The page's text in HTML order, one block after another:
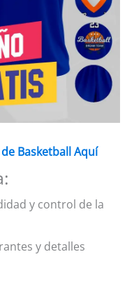
Basketball Aquí
y control de la
y detalles